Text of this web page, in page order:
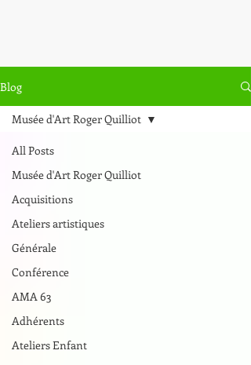
Blog
All Posts
Musée d'Art Roger Quilliot
Acquisitions
Ateliers artistiques
Générale
Conférence
AMA 63
Adhérents
Ateliers Enfant
Musée d'Art Roger Quilliot